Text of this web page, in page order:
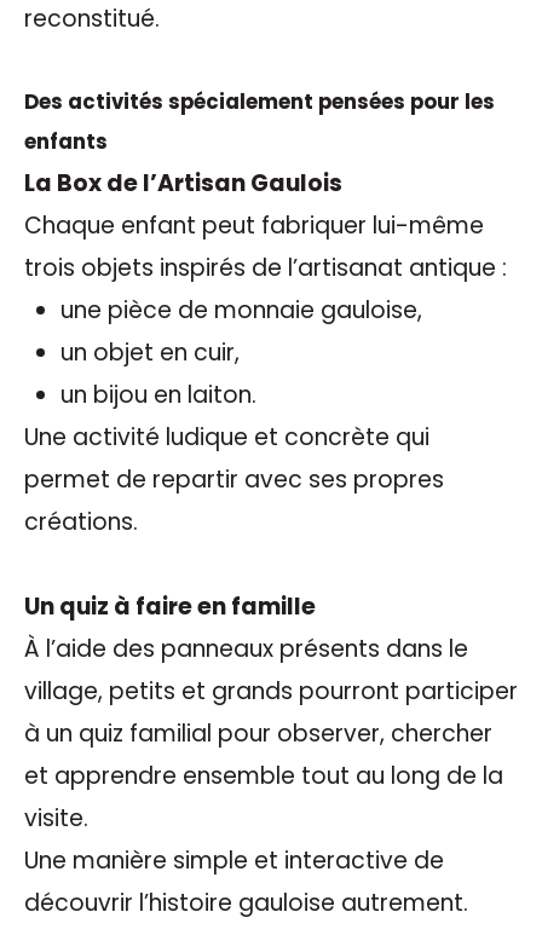
reconstitué.
Des activités spécialement pensées pour les
enfants
La Box de l’Artisan Gaulois
Chaque enfant peut fabriquer lui-même
trois objets inspirés de l’artisanat antique :
une pièce de monnaie gauloise,
un objet en cuir,
un bijou en laiton.
Une activité ludique et concrète qui
permet de repartir avec ses propres
créations.
Un quiz à faire en famille
À l’aide des panneaux présents dans le
village, petits et grands pourront participer
à un quiz familial pour observer, chercher
et apprendre ensemble tout au long de la
visite.
Une manière simple et interactive de
découvrir l’histoire gauloise autrement.